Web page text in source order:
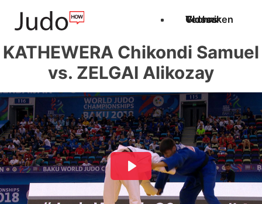
Techniken
Videos
Glossar
KATHEWERA Chikondi Samuel
vs. ZELGAI Alikozay